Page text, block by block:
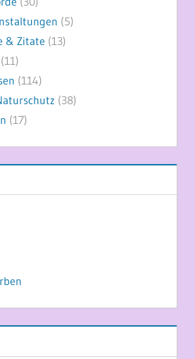
(5)
& Zitate (13)
(114)
(38)
(17)